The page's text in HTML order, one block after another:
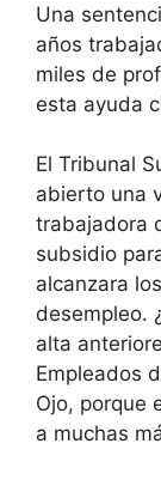
Una
años
miles de
esta ayuda
El Tribunal
abierto una
trabajadora
subsidio
alcanzara
desempleo.
alta
Empleados
Ojo, porque
a muchas